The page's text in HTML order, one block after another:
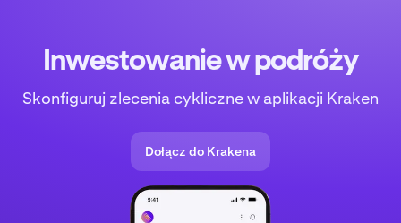
Wyczucie czasu na rynku obejmuje przewidywanie
najlepszego momentu na zakup i sprzedaż, ale takie
podejście często jest zbędne i ryzykowne. Dokładne
prognozowanie ruchów rynkowych jest trudne, nawet
dla ekspertów, ze względu na nieprzewidywalne
czynniki, takie jak wydarzenia gospodarcze i nastroje
inwestorów. Częste transakcje mogą również
prowadzić do wyższych opłat, co może ograniczyć
potencjalne zyski i zmniejszyć ogólny zwrot z inwestycji.
Inwestowanie w podróży
Skonfiguruj zlecenia cykliczne w aplikacji Kraken
Dołącz do Krakena